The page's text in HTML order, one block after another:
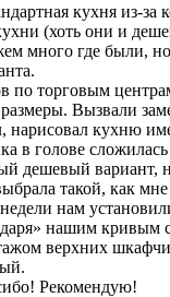
кухня из-за
(хоть они и
много где были,
по торговым
Вызвали
нарисовал кухню
в голове
дешевый вариант,
такой, как
нам
нашим кривым
верхних
Рекомендую!